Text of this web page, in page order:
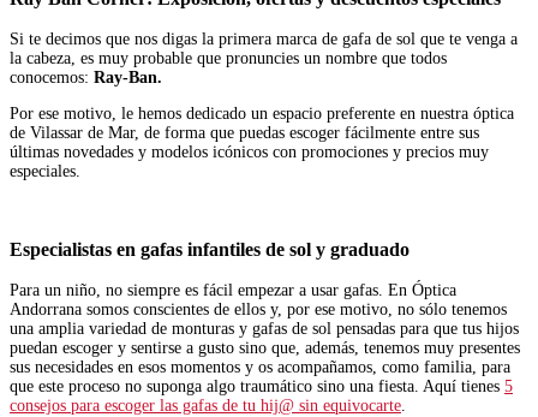
Si te decimos que nos digas la primera marca de gafa de sol que te venga a
la cabeza, es muy probable que pronuncies un nombre que todos
conocemos: Ray-Ban.
Por ese motivo, le hemos dedicado un espacio preferente en nuestra óptica
de Vilassar de Mar, de forma que puedas escoger fácilmente entre sus
últimas novedades y modelos icónicos con promociones y precios muy
especiales.
Especialistas en gafas infantiles de sol y graduado
Para un niño, no siempre es fácil empezar a usar gafas. En Óptica
Andorrana somos conscientes de ellos y, por ese motivo, no sólo tenemos
una amplia variedad de monturas y gafas de sol pensadas para que tus hijos
puedan escoger y sentirse a gusto sino que, además, tenemos muy presentes
sus necesidades en esos momentos y os acompañamos, como familia, para
que este proceso no suponga algo traumático sino una fiesta. Aquí tienes 5
consejos para escoger las gafas de tu hij@ sin equivocarte.